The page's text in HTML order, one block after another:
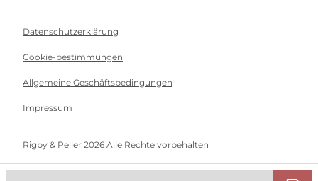
Datenschutzerklärung
Cookie-bestimmungen
Allgemeine Geschäftsbedingungen
Impressum
Rigby & Peller 2026 Alle Rechte vorbehalten